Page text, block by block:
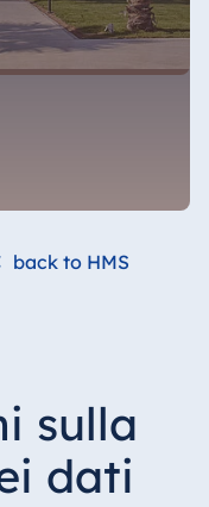
back to HMS
sulla
dati